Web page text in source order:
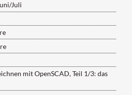
Juli
mit OpenSCAD, Teil 1/3: das